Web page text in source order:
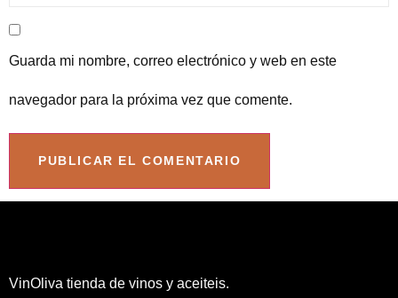
Guarda mi nombre, correo electrónico y web en este
navegador para la próxima vez que comente.
VinOliva tienda de vinos y aceiteis.